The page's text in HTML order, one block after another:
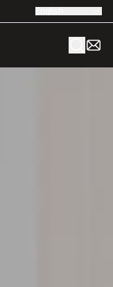
English